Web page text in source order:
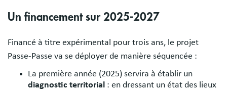
Un financement sur 2025-2027
Financé à titre expérimental pour trois ans, le projet
Passe-Passe va se déployer de manière séquencée :
La première année (2025) servira à établir un
diagnostic territorial : en dressant un état des lieux